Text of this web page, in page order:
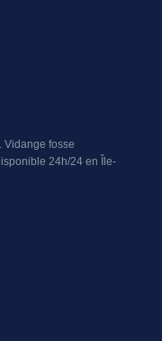
Vidange fosse
24h/24 en Île-